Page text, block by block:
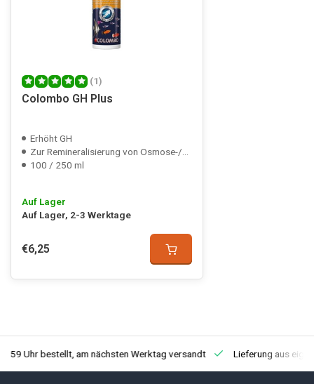
(1)
Colombo GH Plus
Erhöht GH
Zur Remineralisierung von Osmose-/Regenwasser
100 / 250 ml
Auf Lager
Auf Lager, 2-3 Werktage
€6,25
Uhr bestellt, am nächsten Werktag versandt Lieferung aus